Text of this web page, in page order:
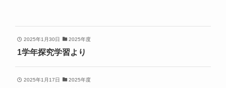
2025年1月30日 2025年度
1学年探究学習より
2025年1月17日 2025年度